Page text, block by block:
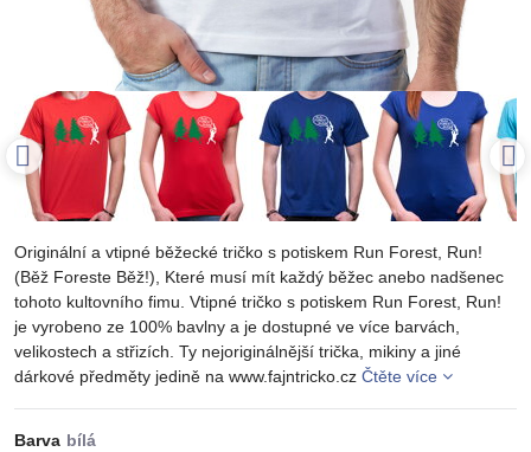
Originální a vtipné běžecké tričko s potiskem Run Forest, Run!
(Běž Foreste Běž!), Které musí mít každý běžec anebo nadšenec
tohoto kultovního fimu. Vtipné tričko s potiskem Run Forest, Run!
je vyrobeno ze 100% bavlny a je dostupné ve více barvách,
velikostech a střizích. Ty nejoriginálnější trička, mikiny a jiné
dárkové předměty jedině na www.fajntricko.cz Čtěte více
Barva